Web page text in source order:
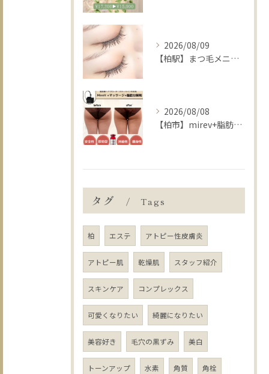
2026/08/09
【柏駅】まつ毛メニューでご来店の際にご協力いただきたいこと🧚🏻‍♀️✨
2026/08/08
【柏市】mirev+脂肪分解マッサージ+プラズマ+脂肪分解剤導入👐
タグ Tags
柏 エステ アトピー性皮膚炎
アトピー肌 乾燥肌 スタッフ紹介
スキンケア コンプレックス
可愛くなりたい 綺麗になりたい
美容好き 毛穴の黒ずみ 美白
トーンアップ 水素 角質 角栓